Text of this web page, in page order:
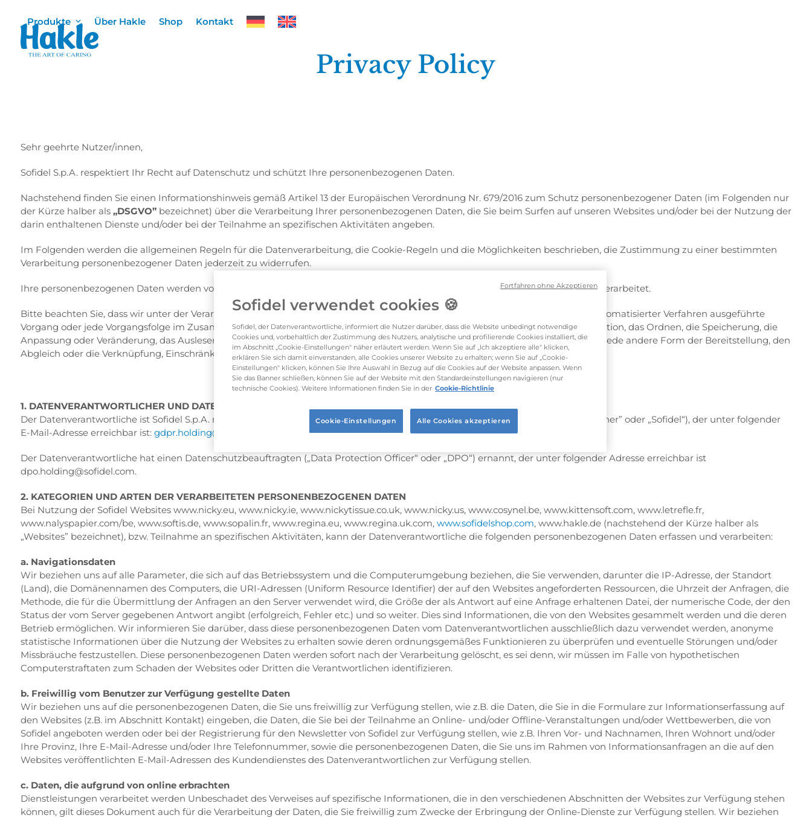
content
Produkte Über Hakle Shop Kontakt
Privacy Policy
Sehr geehrte Nutzer/innen,
Sofidel S.p.A. respektiert Ihr Recht auf Datenschutz und schützt Ihre personenbezogenen Daten.
Nachstehend finden Sie einen Informationshinweis gemäß Artikel 13 der Europäischen Verordnung Nr. 679/2016 zum Schutz personenbezogener Daten (im Folgenden nur
der Kürze halber als „DSGVO”bezeichnet) über die Verarbeitung Ihrer personenbezogenen Daten, die Sie beim Surfen auf unseren Websites und/oder bei der Nutzung der
darin enthaltenen Dienste und/oder bei der Teilnahme an spezifischen Aktivitäten angeben.
Im Folgenden werden die allgemeinen Regeln für die Datenverarbeitung, die Cookie-Regeln und die Möglichkeiten beschrieben, die Zustimmung zu einer bestimmten
Verarbeitung personenbezogener Daten jederzeit zu widerrufen.
Ihre personenbezogenen Daten werden von Sofidel in Übereinstimmung mit den gesetzlichen Bestimmungen und Vorschriften verarbeitet.
Bitte beachten Sie, dass wir unter der Verarbeitung personenbezogener Daten Folgendes verstehen: Jeder mit oder ohne Hilfe automatisierter Verfahren ausgeführte
Vorgang oder jede Vorgangsfolge im Zusammenhang mit personenbezogenen Daten wie das Erheben, das Erfassen, die Organisation, das Ordnen, die Speicherung, die
Anpassung oder Veränderung, das Auslesen, das Abfragen, die Benutzung, die Weitergabe durch Übermittlung, Verbreitung oder jede andere Form der Bereitstellung, den
Abgleich oder die Verknüpfung, Einschränkung, Löschung oder Vernichtung.
1. DATENVERANTWORTLICHER UND DATENSCHUTZBEAUFTRAGTER
Der Datenverantwortliche ist Sofidel S.p.A. mit Sitz in Via G. Lazzareschi 23 – 55016 Porcari (LU) (im Folgenden „Datenverantwortlicher” oder „Sofidel“), der unter folgender
E-Mail-Adresse erreichbar ist:gdpr.holding@sofidel.com.
Der Datenverantwortliche hat einen Datenschutzbeauftragten („Data Protection Officer“ oder „DPO“) ernannt, der unter folgender Adresse erreichbar ist
dpo.holding@sofidel.com.
2. KATEGORIEN UND ARTEN DER VERARBEITETEN PERSONENBEZOGENEN DATEN
Bei Nutzung der Sofidel Websites www.nicky.eu, www.nicky.ie, www.nickytissue.co.uk, www.nicky.us, www.cosynel.be, www.kittensoft.com, www.letrefle.fr,
www.nalyspapier.com/be, www.softis.de, www.sopalin.fr, www.regina.eu, www.regina.uk.com, www.sofidelshop.com, www.hakle.de (nachstehend der Kürze halber als
„Websites” bezeichnet), bzw. Teilnahme an spezifischen Aktivitäten, kann der Datenverantwortliche die folgenden personenbezogenen Daten erfassen und verarbeiten:
a. Navigationsdaten
Wir beziehen uns auf alle Parameter, die sich auf das Betriebssystem und die Computerumgebung beziehen, die Sie verwenden, darunter die IP-Adresse, der Standort
(Land), die Domänennamen des Computers, die URI-Adressen (Uniform Resource Identifier) der auf den Websites angeforderten Ressourcen, die Uhrzeit der Anfragen, die
Methode, die für die Übermittlung der Anfragen an den Server verwendet wird, die Größe der als Antwort auf eine Anfrage erhaltenen Datei, der numerische Code, der den
Status der vom Server gegebenen Antwort angibt (erfolgreich, Fehler etc.) und so weiter. Dies sind Informationen, die von den Websites gesammelt werden und die deren
Betrieb ermöglichen. Wir informieren Sie darüber, dass diese personenbezogenen Daten vom Datenverantwortlichen ausschließlich dazu verwendet werden, anonyme
statistische Informationen über die Nutzung der Websites zu erhalten sowie deren ordnungsgemäßes Funktionieren zu überprüfen und eventuelle Störungen und/oder
Missbräuche festzustellen. Diese personenbezogenen Daten werden sofort nach der Verarbeitung gelöscht, es sei denn, wir müssen im Falle von hypothetischen
Computerstraftaten zum Schaden der Websites oder Dritten die Verantwortlichen identifizieren.
b. Freiwillig vom Benutzer zur Verfügung gestellte Daten
Wir beziehen uns auf die personenbezogenen Daten, die Sie uns freiwillig zur Verfügung stellen, wie z.B. die Daten, die Sie in die Formulare zur Informationserfassung auf
den Websites (z.B. im Abschnitt Kontakt) eingeben, die Daten, die Sie bei der Teilnahme an Online- und/oder Offline-Veranstaltungen und/oder Wettbewerben, die von
Sofidel angeboten werden oder bei der Registrierung für den Newsletter von Sofidel zur Verfügung stellen, wie z.B. Ihren Vor- und Nachnamen, Ihren Wohnort und/oder
Ihre Provinz, Ihre E-Mail-Adresse und/oder Ihre Telefonnummer, sowie die personenbezogenen Daten, die Sie uns im Rahmen von Informationsanfragen an die auf den
Websites veröffentlichten E-Mail-Adressen des Kundendienstes des Datenverantwortlichen zur Verfügung stellen.
c. Daten, die aufgrund von online erbrachten
Dienstleistungen verarbeitet werden Unbeschadet des Verweises auf spezifische Informationen, die in den verschiedenen Abschnitten der Websites zur Verfügung stehen
können, gilt dieses Dokument auch für die Verarbeitung der Daten, die Sie freiwillig zum Zwecke der Erbringung der Online-Dienste zur Verfügung stellen. Wir beziehen
Sofidel verwendet cookies 🍪
Sofidel, der Datenverantwortliche, informiert die Nutzer darüber, dass die Website unbedingt notwendige
Cookies und, vorbehaltlich der Zustimmung des Nutzers, analytische und profilierende Cookies installiert, die
im Abschnitt „Cookie-Einstellungen" näher erläutert werden. Wenn Sie auf „Ich akzeptiere alle" klicken,
erklären Sie sich damit einverstanden, alle Cookies unserer Website zu erhalten; wenn Sie auf „Cookie-
Einstellungen" klicken, können Sie Ihre Auswahl in Bezug auf die Cookies auf der Website anpassen. Wenn
Sie das Banner schließen, können Sie auf der Website mit den Standardeinstellungen navigieren (nur
technische Cookies). Weitere Informationen finden Sie in der Cookie-Richtlinie
Alle Cookies akzeptieren
Cookie-Einstellungen
Fortfahren ohne Akzeptieren